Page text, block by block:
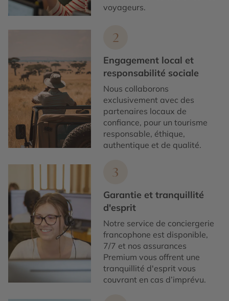
voyageurs.
2
Engagement local et
responsabilité sociale
Nous collaborons
exclusivement avec des
partenaires locaux de
confiance, pour un tourisme
responsable, éthique,
authentique et de qualité.
3
Garantie et tranquillité
d'esprit
Notre service de conciergerie
francophone est disponible,
7/7 et nos assurances
Premium vous offrent une
tranquillité d'esprit vous
couvrant en cas d’imprévu.